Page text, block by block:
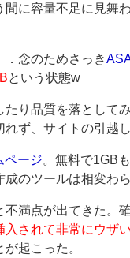
に容量不足に見舞
．念のためさっき
という状態w
り品質を落として
ず、サイトの引越
ページ。無料で1GB
成のツールは相変わ
不満点が出てきた。
入されて非常にウザ
起こった。